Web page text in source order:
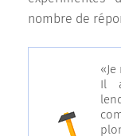
nombre de
Il